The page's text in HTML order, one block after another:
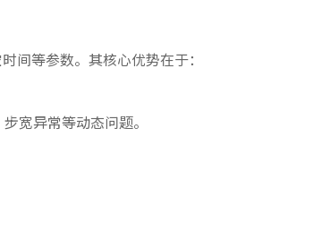
间等参数。其核心优势在于：
宽异常等动态问题。